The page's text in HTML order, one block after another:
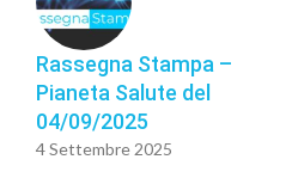
Rassegna Stampa –
Pianeta Salute del
04/09/2025
4 Settembre 2025